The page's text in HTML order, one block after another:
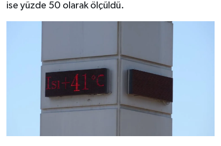
ise yüzde 50 olarak ölçüldü.